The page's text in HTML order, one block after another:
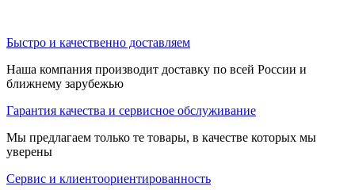
Быстро и качественно доставляем
Наша компания производит доставку по всей России и
ближнему зарубежью
Гарантия качества и сервисное обслуживание
Мы предлагаем только те товары, в качестве которых мы
уверены
Сервис и клиентоориентированность